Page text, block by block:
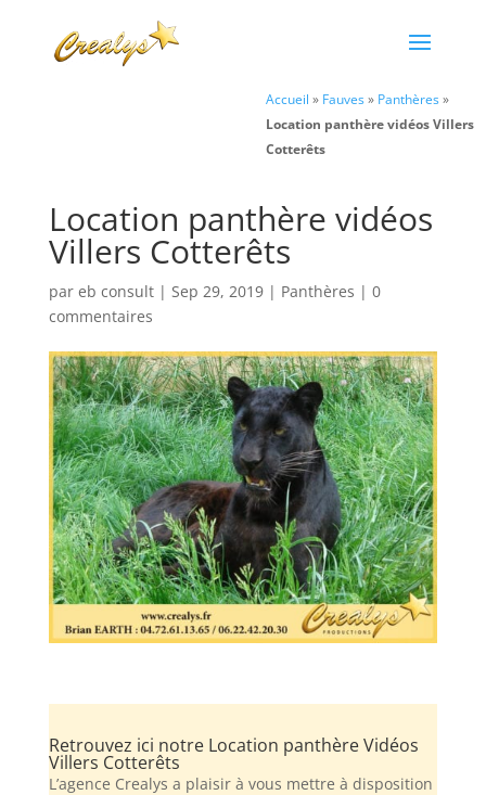
Accueil » Fauves» Panthères»
Location panthère vidéos Villers
Cotterêts
Location panthère vidéos
Villers Cotterêts
par eb consult| Sep 29, 2019| Panthères | 0
commentaires
Retrouvez ici notre Location panthère Vidéos
Villers Cotterêts
L’agence Crealys a plaisir à vous mettre à disposition